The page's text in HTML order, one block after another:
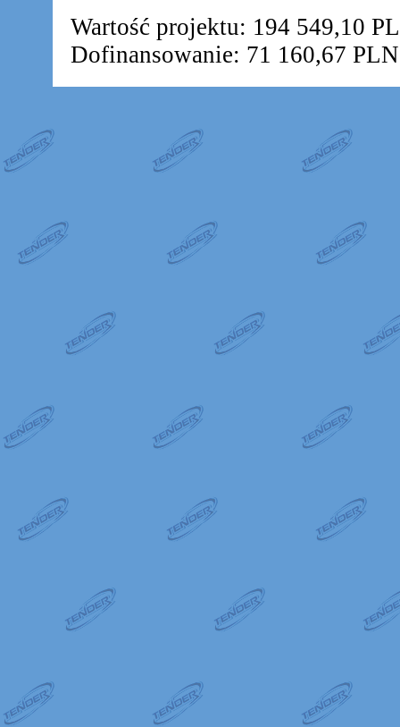
Wartość projektu: 194 549,10
Dofinansowanie: 71 160,67 PLN